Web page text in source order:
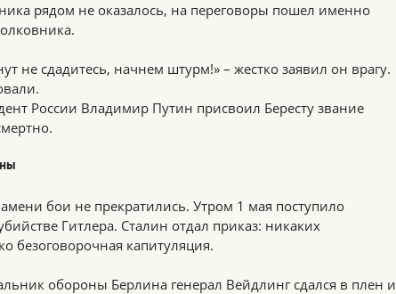
рядом не оказалось, на переговоры пошел именно
не сдадитесь, начнем штурм!» – жестко заявил он врагу.
России Владимир Путин присвоил Бересту звание
бои не прекратились. Утром 1 мая поступило
Гитлера. Сталин отдал приказ: никаких
безоговорочная капитуляция.
обороны Берлина генерал Вейдлинг сдался в плен и